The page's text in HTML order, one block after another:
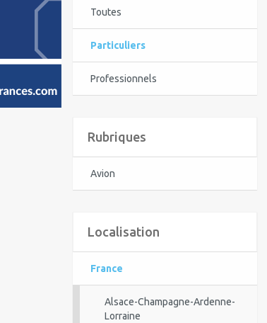
Toutes
Particuliers
Professionnels
Rubriques
Avion
Localisation
France
Alsace-Champagne-Ardenne-
Lorraine